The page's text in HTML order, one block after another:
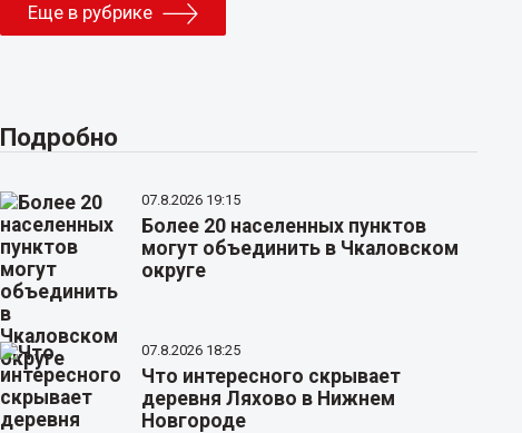
Еще в рубрике
Подробно
07.8.2026 19:15
Более 20 населенных пунктов
могут объединить в Чкаловском
округе
07.8.2026 18:25
Что интересного скрывает
деревня Ляхово в Нижнем
Новгороде